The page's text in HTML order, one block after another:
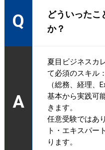
Q
どういったこ
か？
A
夏目ビジネスカ
て必須のスキル
（総務、経理、
基本から実践可
きます。
任意受験ではあ
ト・エキスパー
ります。